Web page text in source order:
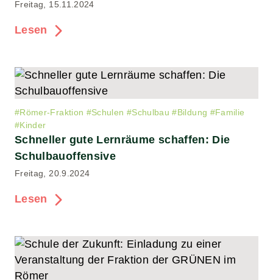
Freitag, 15.11.2024
Lesen
#Römer-Fraktion #Schulen #Schulbau #Bildung #Familie
#Kinder
Schneller gute Lernräume schaffen: Die
Schulbauoffensive
Freitag, 20.9.2024
Lesen